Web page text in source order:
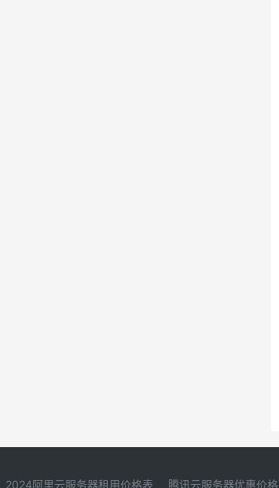
2024阿里云服务器租用价格表 腾讯云服务器优惠价格